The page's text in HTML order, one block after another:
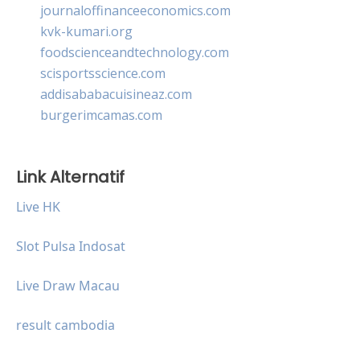
journaloffinanceeconomics.com
kvk-kumari.org
foodscienceandtechnology.com
scisportsscience.com
addisababacuisineaz.com
burgerimcamas.com
Link Alternatif
Live HK
Slot Pulsa Indosat
Live Draw Macau
result cambodia